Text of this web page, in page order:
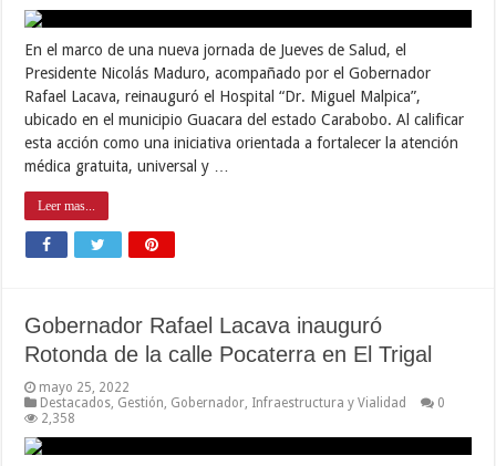
En el marco de una nueva jornada de Jueves de Salud, el
Presidente Nicolás Maduro, acompañado por el Gobernador
Rafael Lacava, reinauguró el Hospital “Dr. Miguel Malpica”,
ubicado en el municipio Guacara del estado Carabobo. Al calificar
esta acción como una iniciativa orientada a fortalecer la atención
médica gratuita, universal y …
Leer mas...
Gobernador Rafael Lacava inauguró
Rotonda de la calle Pocaterra en El Trigal
mayo 25, 2022
Destacados Gestión Gobernador Infraestructura y Vialidad
0
2,358